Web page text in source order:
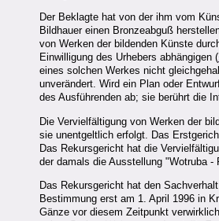
Der Beklagte hat von der ihm vom
Bildhauer einen Bronzeabguß
von Werken der bildenden Künste
Einwilligung des Urhebers abhängigen (
eines solchen Werkes nicht
unverändert. Wird ein Plan oder
des Ausführenden ab; sie berührt die
Die Vervielfältigung von Werken der
sie unentgeltlich erfolgt. Das
Das Rekursgericht hat die
der damals die Ausstellung "Wotruba
Das Rekursgericht hat den
Bestimmung erst am 1. April 1996 in
Gänze vor diesem Zeitpunkt